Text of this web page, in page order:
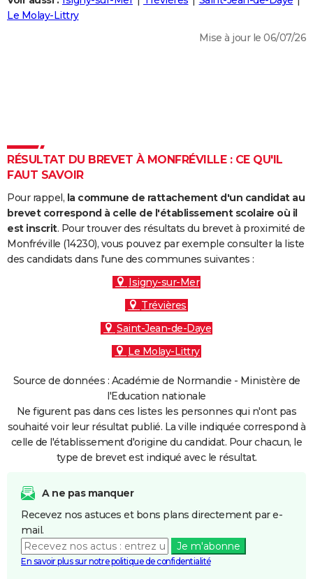
Destinations
City break
Voyage nature
Voyage de noces
Forum
Climat
+
PHOTO
Dictionnaire
Biographies
Citations
Expressions
Proverbes
PROGRAMME TV
S'inscrire
Se connecter
Lycées
Collèges
Primaires
Universités
Entreprises
Service militaire
Avis de recherche
AVIS DE DÉCÈS
FORUM
Le Molay-Littry
Mise à jour le 06/07/26
RÉSULTAT DU BREVET À MONFRÉVILLE : CE QU'IL
FAUT SAVOIR
Pour rappel, la commune de rattachement d'un candidat au
brevet correspond à celle de l'établissement scolaire où il
est inscrit. Pour trouver des résultats du brevet à proximité de
Monfréville (14230), vous pouvez par exemple consulter la liste
des candidats dans l'une des communes suivantes :
Isigny-sur-Mer
Trévières
Saint-Jean-de-Daye
Le Molay-Littry
Source de données : Académie de Normandie - Ministère de
l'Education nationale
Ne figurent pas dans ces listes les personnes qui n'ont pas
souhaité voir leur résultat publié. La ville indiquée correspond à
celle de l'établissement d'origine du candidat. Pour chacun, le
type de brevet est indiqué avec le résultat.
A ne pas manquer
Recevez nos astuces et bons plans directement par e-
mail.
Je m'abonne
En savoir plus sur notre politique de confidentialité